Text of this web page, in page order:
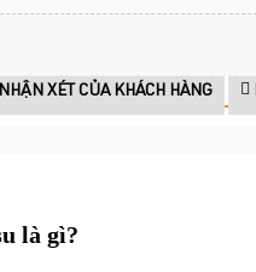
NHẬN XÉT CỦA KHÁCH HÀNG
là gì?